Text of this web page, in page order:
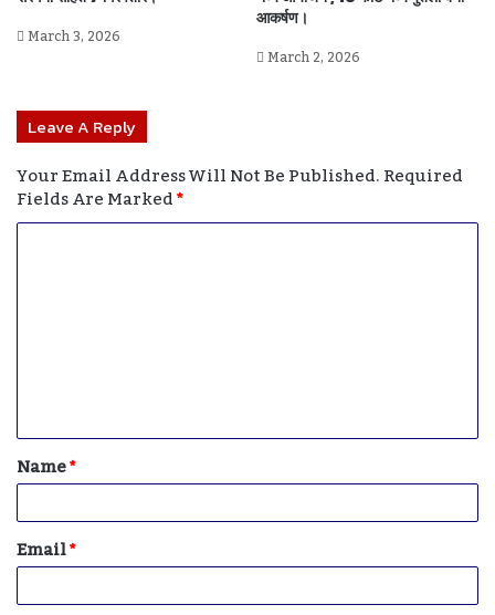
March 3, 2026
आकर्षण।
March 2, 2026
Leave A Reply
Your Email Address Will Not Be Published.Required
Fields Are Marked*
T
*
Name*
Email*